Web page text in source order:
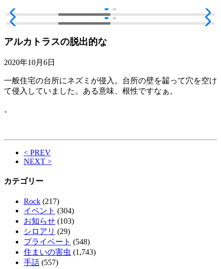
アルカトラスの脱出的な
2020年10月6日
一般住宅の台所にネズミが侵入。台所の壁を齧って穴を空け
て侵入していました。ある意味、根性ですなぁ。
。
< PREV
NEXT >
カテゴリー
Rock (217)
イベント (304)
お知らせ (103)
シロアリ (29)
プライベート (548)
住まいの害虫 (1,743)
手話 (557)